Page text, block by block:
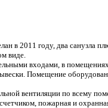
в 2011 году, два санузла
виде.
входами, в
Помещение
вентиляции по всему
пожарная и